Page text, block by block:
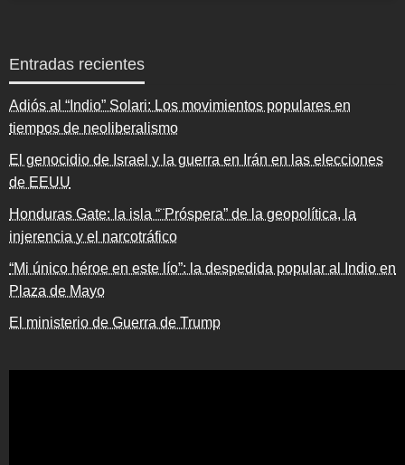
Entradas recientes
Adiós al “Indio” Solari: Los movimientos populares en
tiempos de neoliberalismo
El genocidio de Israel y la guerra en Irán en las elecciones
de EEUU
Honduras Gate: la isla “¨Próspera” de la geopolítica, la
injerencia y el narcotráfico
“Mi único héroe en este lío”: la despedida popular al Indio en
Plaza de Mayo
El ministerio de Guerra de Trump